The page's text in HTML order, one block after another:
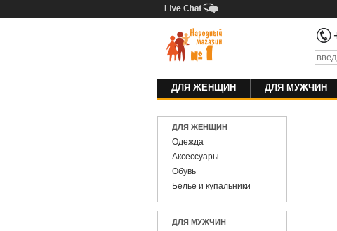
ДЛЯ ЖЕНЩИН ДЛЯ МУЖЧИН
ДЛЯ ЖЕНЩИН
Одежда
Аксессуары
Обувь
Белье и купальники
ДЛЯ МУЖЧИН